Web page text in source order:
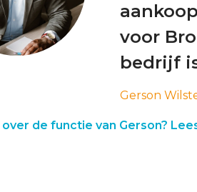
voor
bedrijf
Gerson
de functie van Gerson?